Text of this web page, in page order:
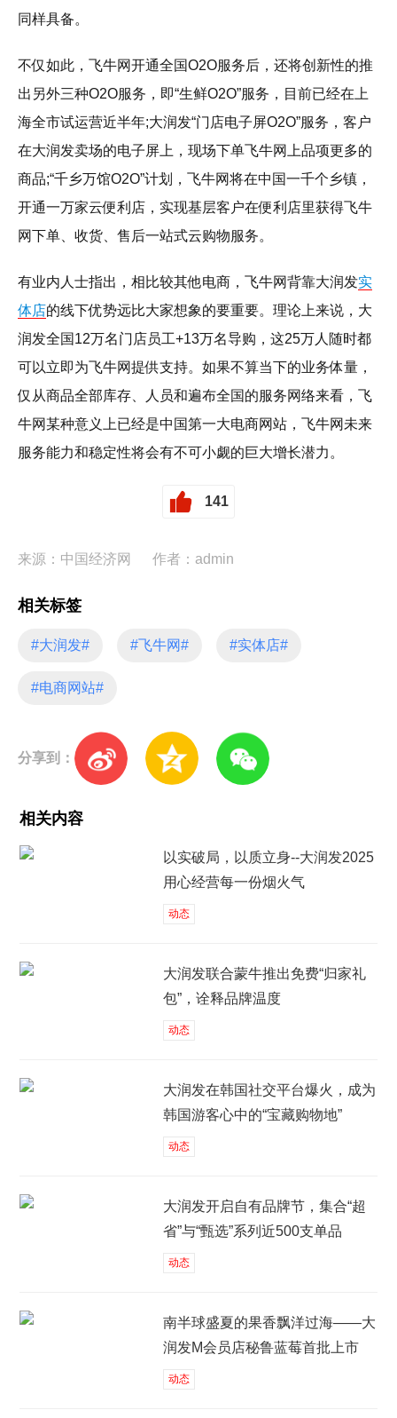
同样具备。
不仅如此，飞牛网开通全国O2O服务后，还将创新性的推
出另外三种O2O服务，即“生鲜O2O”服务，目前已经在上
海全市试运营近半年;大润发“门店电子屏O2O”服务，客户
在大润发卖场的电子屏上，现场下单飞牛网上品项更多的
商品;“千乡万馆O2O”计划，飞牛网将在中国一千个乡镇，
开通一万家云便利店，实现基层客户在便利店里获得飞牛
网下单、收货、售后一站式云购物服务。
有业内人士指出，相比较其他电商，飞牛网背靠大润发实
体店的线下优势远比大家想象的要重要。理论上来说，大
润发全国12万名门店员工+13万名导购，这25万人随时都
可以立即为飞牛网提供支持。如果不算当下的业务体量，
仅从商品全部库存、人员和遍布全国的服务网络来看，飞
牛网某种意义上已经是中国第一大电商网站，飞牛网未来
服务能力和稳定性将会有不可小觑的巨大增长潜力。
141
来源：中国经济网 作者：admin
相关标签
#大润发# #飞牛网# #实体店#
#电商网站#
分享到：
相关内容
以实破局，以质立身--大润发2025
用心经营每一份烟火气
动态
大润发联合蒙牛推出免费“归家礼
包”，诠释品牌温度
动态
大润发在韩国社交平台爆火，成为
韩国游客心中的“宝藏购物地”
动态
大润发开启自有品牌节，集合“超
省”与“甄选”系列近500支单品
动态
南半球盛夏的果香飘洋过海——大
润发M会员店秘鲁蓝莓首批上市
动态